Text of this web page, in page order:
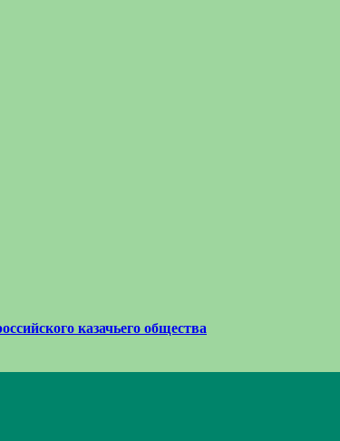
казачьего общества